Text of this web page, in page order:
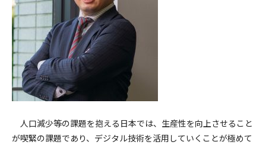
人口減少等の課題を抱える日本では、生産性を向上させること
が喫緊の課題であり、デジタル技術を活用していくことが極めて